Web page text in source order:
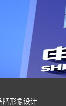
牌形象设计